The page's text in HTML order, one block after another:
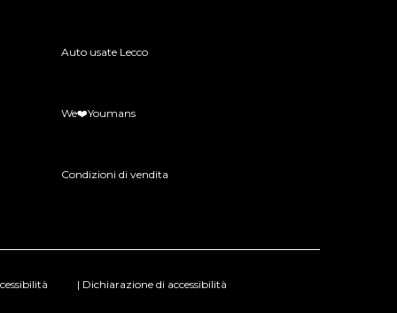
Auto usate Lecco
We❤️Youmans
Condizioni di vendita
| Dichiarazione di accessibilità